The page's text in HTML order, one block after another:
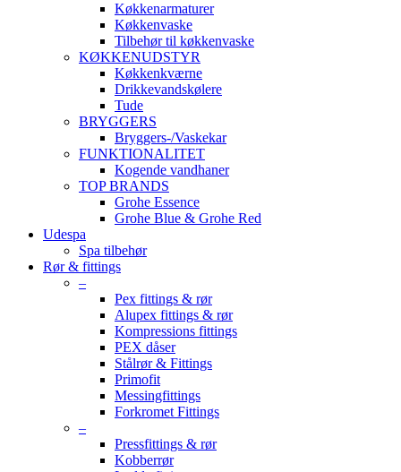
Køkkenarmaturer
Køkkenvaske
Tilbehør til køkkenvaske
KØKKENUDSTYR
Køkkenkværne
Drikkevandskølere
Tude
BRYGGERS
Bryggers-/Vaskekar
FUNKTIONALITET
Kogende vandhaner
TOP BRANDS
Grohe Essence
Grohe Blue & Grohe Red
Udespa
Spa tilbehør
Rør & fittings
–
Pex fittings & rør
Alupex fittings & rør
Kompressions fittings
PEX dåser
Stålrør & Fittings
Primofit
Messingfittings
Forkromet Fittings
–
Pressfittings & rør
Kobberrør